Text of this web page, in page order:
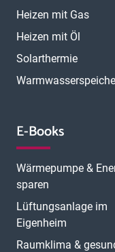
Heizen mit Gas
Heizen mit Öl
Solarthermie
E-Books
Wärmepumpe &
sparen
Lüftungsanlage im
Eigenheim
Raumklima &